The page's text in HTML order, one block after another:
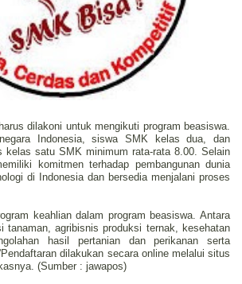
dilakoni untuk mengikuti program beasiswa.
Indonesia, siswa SMK kelas dua, dan
kelas satu SMK minimum rata-rata 8.00. Selain
komitmen terhadap pembangunan dunia
di Indonesia dan bersedia menjalani proses
keahlian dalam program beasiswa. Antara
tanaman, agribisnis produksi ternak, kesehatan
hasil pertanian dan perikanan serta
dilakukan secara online melalui situs
(Sumber : jawapos)